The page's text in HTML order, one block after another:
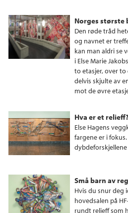
Norges største
Den røde tråd
og navnet er
kan man aldri se
i Else Marie
to etasjer, over to
delvis skjulte av
mot de øvre
Hva er et relieff?
Else Hagens
fargene er i
Små barn av
Hvis du snur deg
hovedsalen på
rundt relieff som